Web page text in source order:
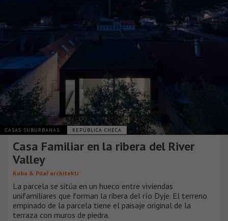
CASAS SUBURBANAS REPÚBLICA CHECA
Casa Familiar en la ribera del River
Valley
Kuba & Pilař architekti
La parcela se sitúa en un hueco entre viviendas
unifamiliares que forman la ribera del río Dyje. El terreno
empinado de la parcela tiene el paisaje original de la
terraza con muros de piedra.